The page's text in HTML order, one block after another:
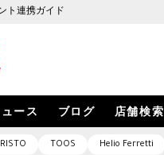
ト連携ガイド
ース ブログ 店舗検索
TOOS Helio Ferretti